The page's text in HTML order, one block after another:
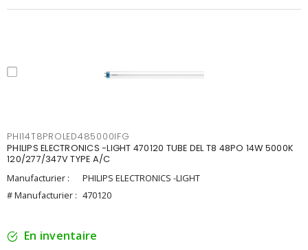
PHI14T8PROLED485000IFG
PHILIPS ELECTRONICS -LIGHT 470120 TUBE DEL T8 48PO 14W 5000K
120/277/347V TYPE A/C
Manufacturier :
PHILIPS ELECTRONICS -LIGHT
# Manufacturier : 470120
En inventaire